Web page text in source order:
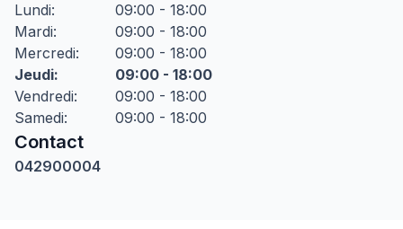
Lundi:
09:00 - 18:00
Mardi:
09:00 - 18:00
Mercredi:
09:00 - 18:00
Jeudi:
09:00 - 18:00
Vendredi:
09:00 - 18:00
Samedi: 09:00 - 18:00
Contact
042900004